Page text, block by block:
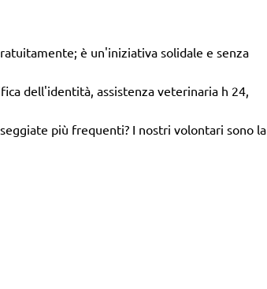
è un'iniziativa solidale e senza
dell'identità, assistenza veterinaria h 24,
più frequenti? I nostri volontari sono la